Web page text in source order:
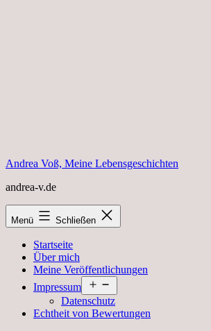
Andrea Voß, Meine Lebensgeschichten
andrea-v.de
Menü Schließen
Startseite
Über mich
Meine Veröffentlichungen
Impressum
öffnen
Datenschutz
Echtheit von Bewertungen